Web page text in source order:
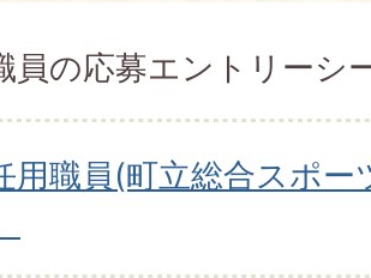
員の応募エントリーシ
用職員(町立総合スポ